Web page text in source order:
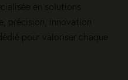
en solutions
précision, innovation
pour valoriser chaque